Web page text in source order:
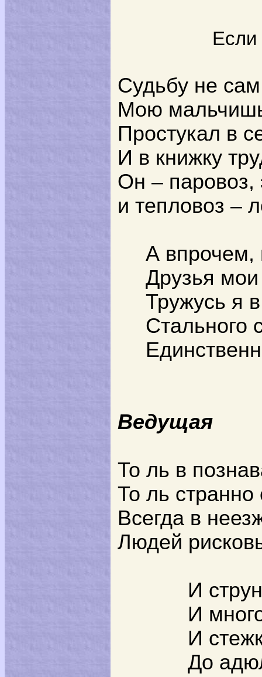
Если
Судьбу не
Мою
Простукал в
И в книжку
Он – паровоз,
и тепловоз –
А впрочем,
Друзья
Тружусь я
Стального
Ведущая
То ль в
То ль
Всегда в
Людей
И
И
И
До